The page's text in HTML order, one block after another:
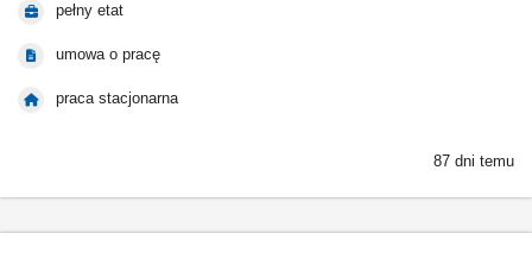
pełny etat
umowa o pracę
praca stacjonarna
87 dni temu